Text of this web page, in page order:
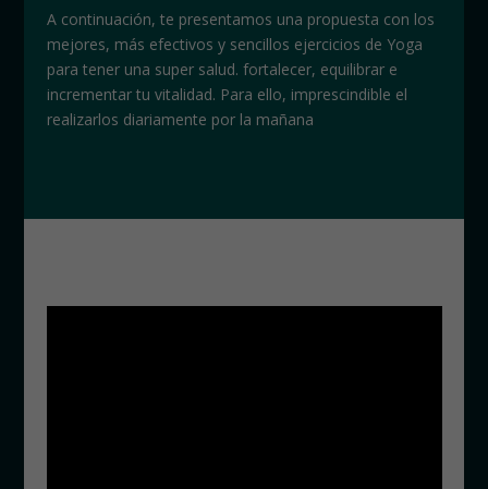
A continuación, te presentamos una propuesta con los
mejores, más efectivos y sencillos ejercicios de Yoga
para tener una super salud. fortalecer, equilibrar e
incrementar tu vitalidad. Para ello, imprescindible el
realizarlos diariamente por la mañana